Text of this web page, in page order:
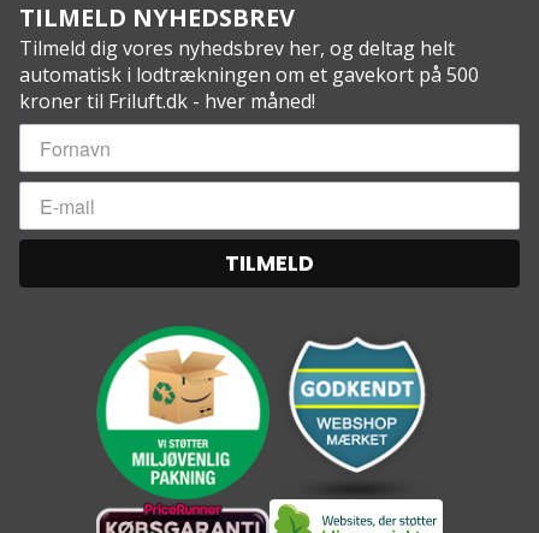
TILMELD NYHEDSBREV
Tilmeld dig vores nyhedsbrev her, og deltag helt
automatisk i lodtrækningen om et gavekort på 500
kroner til Friluft.dk - hver måned!
TILMELD